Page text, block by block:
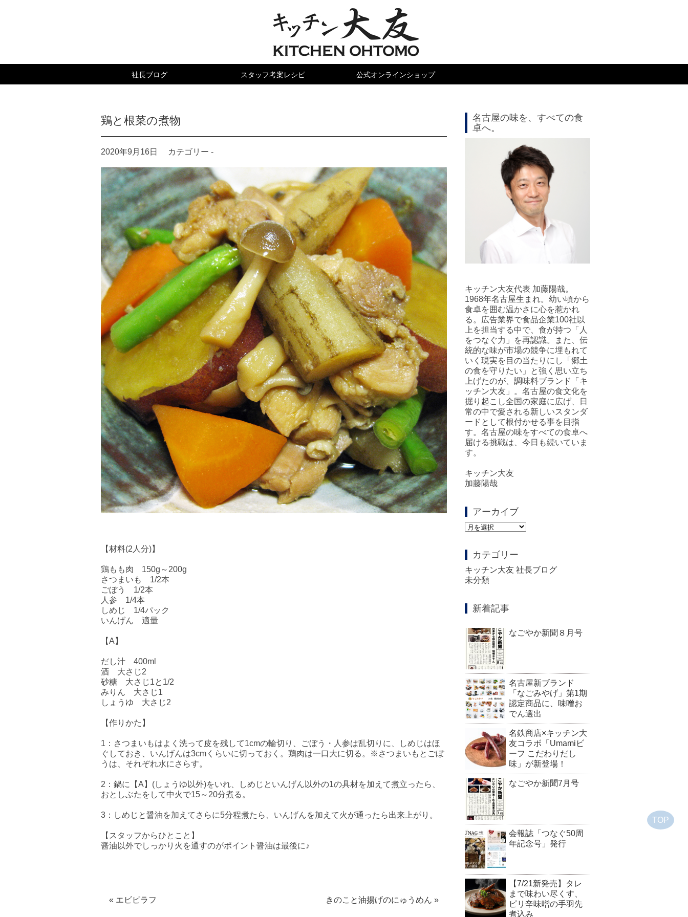
社長ブログ スタッフ考案レシピ 公式オンラインショップ
TOP
鶏と根菜の煮物
2020年9月16日 カテゴリー -
【材料(2人分)】
鶏もも肉 150g～200g
さつまいも 1/2本
ごぼう 1/2本
人参 1/4本
しめじ 1/4パック
いんげん 適量
【A】
だし汁 400ml
酒 大さじ2
砂糖 大さじ1と1/2
みりん 大さじ1
しょうゆ 大さじ2
【作りかた】
1：さつまいもはよく洗って皮を残して1cmの輪切り、ごぼう・人参は乱切りに、しめじはほ
ぐしておき、いんげんは3cmくらいに切っておく。鶏肉は一口大に切る。※さつまいもとごぼ
うは、それぞれ水にさらす。
2：鍋に【A】(しょうゆ以外)をいれ、しめじといんげん以外の1の具材を加えて煮立ったら、
おとしぶたをして中火で15～20分煮る。
3：しめじと醤油を加えてさらに5分程煮たら、いんげんを加えて火が通ったら出来上がり。
【スタッフからひとこと】
醤油以外でしっかり火を通すのがポイント醤油は最後に♪
« エビピラフ きのこと油揚げのにゅうめん »
名古屋の味を、すべての食
卓へ。
キッチン大友代表 加藤陽哉。
1968年名古屋生まれ。幼い頃から
食卓を囲む温かさに心を惹かれ
る。広告業界で食品企業100社以
上を担当する中で、食が持つ「人
をつなぐ力」を再認識。また、伝
統的な味が市場の競争に埋もれて
いく現実を目の当たりにし「郷土
の食を守りたい」と強く思い立ち
上げたのが、調味料ブランド「キ
ッチン大友」。名古屋の食文化を
掘り起こし全国の家庭に広げ、日
常の中で愛される新しいスタンダ
ードとして根付かせる事を目指
す。名古屋の味をすべての食卓へ
届ける挑戦は、今日も続いていま
す。
キッチン大友
加藤陽哉
アーカイブ
ア
ブ
カテゴリー
キッチン大友 社長ブログ
未分類
新着記事
なごやか新聞８月号
名古屋新ブランド
「なごみやげ」第1期
認定商品に、味噌お
でん選出
名鉄商店×キッチン大
友コラボ「Umamiビ
ーフ こだわりだし
味」が新登場！
なごやか新聞7月号
会報誌「つなぐ50周
年記念号」発行
【7/21新発売】タレ
まで味わい尽くす、
ピリ辛味噌の手羽先
煮込み